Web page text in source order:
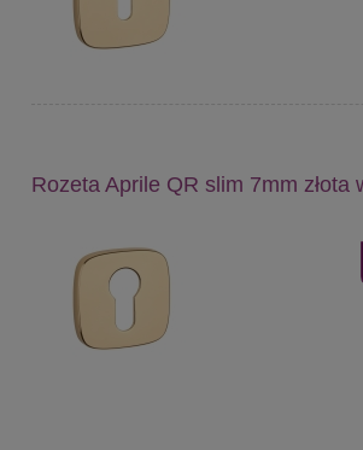
Rozeta Aprile QR slim 7mm złota